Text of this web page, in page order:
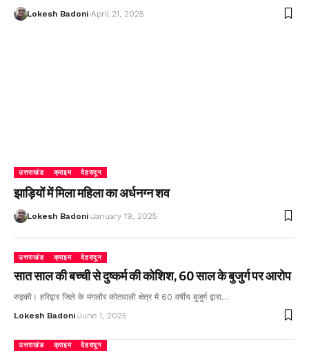
Lokesh Badoni April 21, 2025
उत्तराखंड क्राइम देहरादून
झाड़ियों में मिला महिला का अर्धनग्न शव
Lokesh Badoni January 19, 2025
उत्तराखंड क्राइम देहरादून
सात साल की बच्ची से दुष्कर्म की कोशिश, 60 साल के बुजुर्ग पर आरोप
रुड़की। हरिद्वार जिले के मंगलौर कोतवाली क्षेत्र में 60 वर्षीय बुजुर्ग द्वारा…
Lokesh Badoni June 1, 2025
उत्तराखंड क्राइम देहरादून